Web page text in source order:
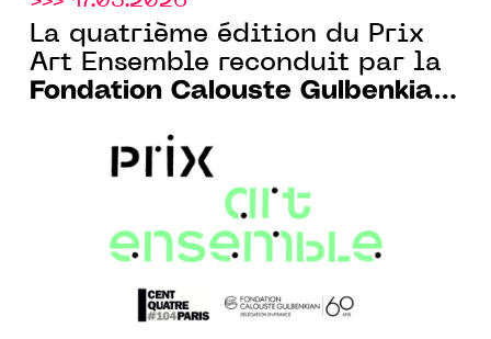
La quatrième édition du Prix
Art Ensemble reconduit par la
Fondation Calouste Gulbenkian